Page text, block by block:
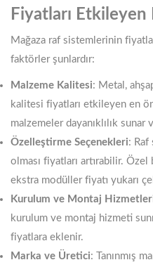
Fiyatları
Mağaza raf sistemlerinin
faktörler şunlardır:
Malzeme Kalitesi: Metal,
kalitesi fiyatları etkileyen en
malzemeler dayanıklılık sunar
Özelleştirme Seçenekleri:
olması fiyatları artırabilir.
ekstra modüller fiyatı yukarı
Kurulum ve Montaj
kurulum ve montaj hizmeti
fiyatlara eklenir.
Marka ve Üretici: Tanınmış